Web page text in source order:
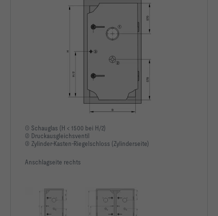
① Schauglas (H < 1500 bei H/2)
② Druckausgleichsventil
③ Zylinder-Kasten-Riegelschloss (Zylinderseite)
Anschlagseite rechts